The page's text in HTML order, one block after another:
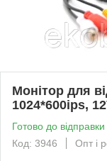
Монітор для
1024*600ips,
Готово до відправки
Код: 3946
Опт і